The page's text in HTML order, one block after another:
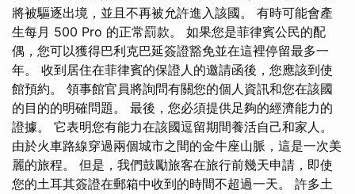
將被驅逐出境，並且不再被允許進入該國。 有時可能會產
生每月 500 Pro 的正常罰款。 如果您是菲律賓公民的配
偶，您可以獲得巴利克巴延簽證豁免並在這裡停留最多一
年。 收到居住在菲律賓的保證人的邀請函後，您應該到使
館預約。 領事館官員將詢問有關您的個人資訊和您在該國
的目的的明確問題。 最後，您必須提供足夠的經濟能力的
證據。 它表明您有能力在該國逗留期間養活自己和家人。
由於火車路線穿過兩個城市之間的金牛座山脈，這是一次美
麗的旅程。 但是，我們鼓勵旅客在旅行前幾天申請，即使
您的土耳其簽證在郵箱中收到的時間不超過一天。 許多土